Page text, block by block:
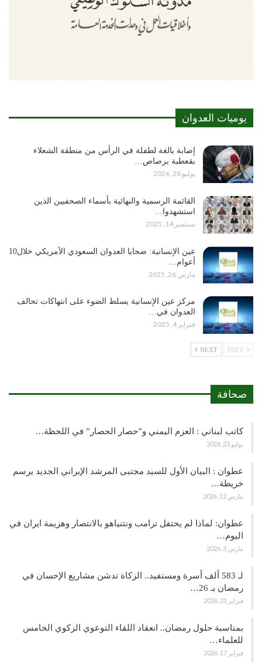
يوميات العدوان
إصابة بالغة لطفلة في الرأس من منطقة الشعلاء
بقعطبة برصاص…
يوليو 28, 2026
القائمة الرسمية والنهائية بأسماء الصحفيين الذين
استشهدوا…
سبتمبر 14, 2025
عين الإنسانية: ضحايا العدوان السعودي الأمريكي خلال10
أعوام…
مارس 26, 2025
مركز عين الإنسانية يسلط الضوء على انتهاكات تحالف
العدوان في…
فبراير 4, 2025
NEXT
صحافة
كاتب لبناني : العزم اليمني و”حصار الحصار” في اللحظة…
يوليو 23, 2026
عطوان : البيان الأول للسيد مجتبى المرشد الإيراني الجديد يرسم
خريطة…
مارس 12, 2026
عطوان: لماذا لم يحتفل ترامب ونتنياهو بالانتصار وهزيمة ايران في
اليوم…
مارس 3, 2026
لـ 583 ألف أسرة ومستفيد.. الزكاة تدشن مشاريع الإحسان في
رمضان بـ 26…
فبراير 21, 2026
بمناسبة حلول رمضان.. انعقاد اللقاء التوعوي الزكوي الخامس
للعلماء…
فبراير 17, 2026